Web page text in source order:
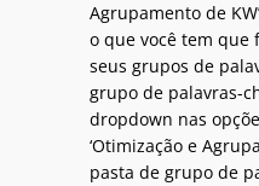
Agrupamento de
o que você tem
seus grupos de
grupo de palavras-
dropdown nas
‘Otimização e
pasta de grupo de